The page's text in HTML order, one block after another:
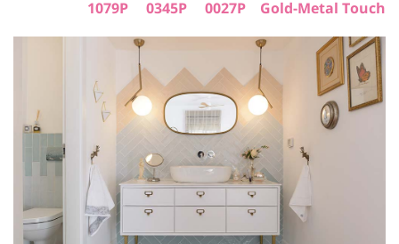
1079P
0345P 0027P Gold-Metal Touch